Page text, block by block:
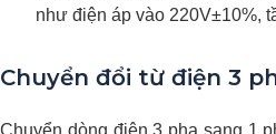
như điện áp vào 220V±10%,
Chuyển đổi từ điện 3